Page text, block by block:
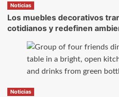
Noticias
Los muebles decorativos
cotidianos y redefinen
Noticias